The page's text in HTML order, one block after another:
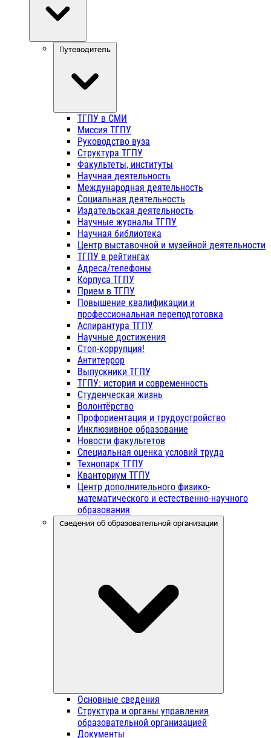
Путеводитель
ТГПУ в СМИ
Миссия ТГПУ
Руководство вуза
Структура ТГПУ
Факультеты, институты
Научная деятельность
Международная деятельность
Социальная деятельность
Издательская деятельность
Научные журналы ТГПУ
Научная библиотека
Центр выставочной и музейной деятельности
ТГПУ в рейтингах
Адреса/телефоны
Корпуса ТГПУ
Прием в ТГПУ
Повышение квалификации и
профессиональная переподготовка
Аспирантура ТГПУ
Научные достижения
Стоп-коррупция!
Антитеррор
Выпускники ТГПУ
ТГПУ: история и современность
Студенческая жизнь
Волонтёрство
Профориентация и трудоустройство
Инклюзивное образование
Новости факультетов
Специальная оценка условий труда
Технопарк ТГПУ
Кванториум ТГПУ
Центр дополнительного физико-
математического и естественно-научного
образования
Сведения об образовательной организации
Основные сведения
Структура и органы управления
образовательной организацией
Документы